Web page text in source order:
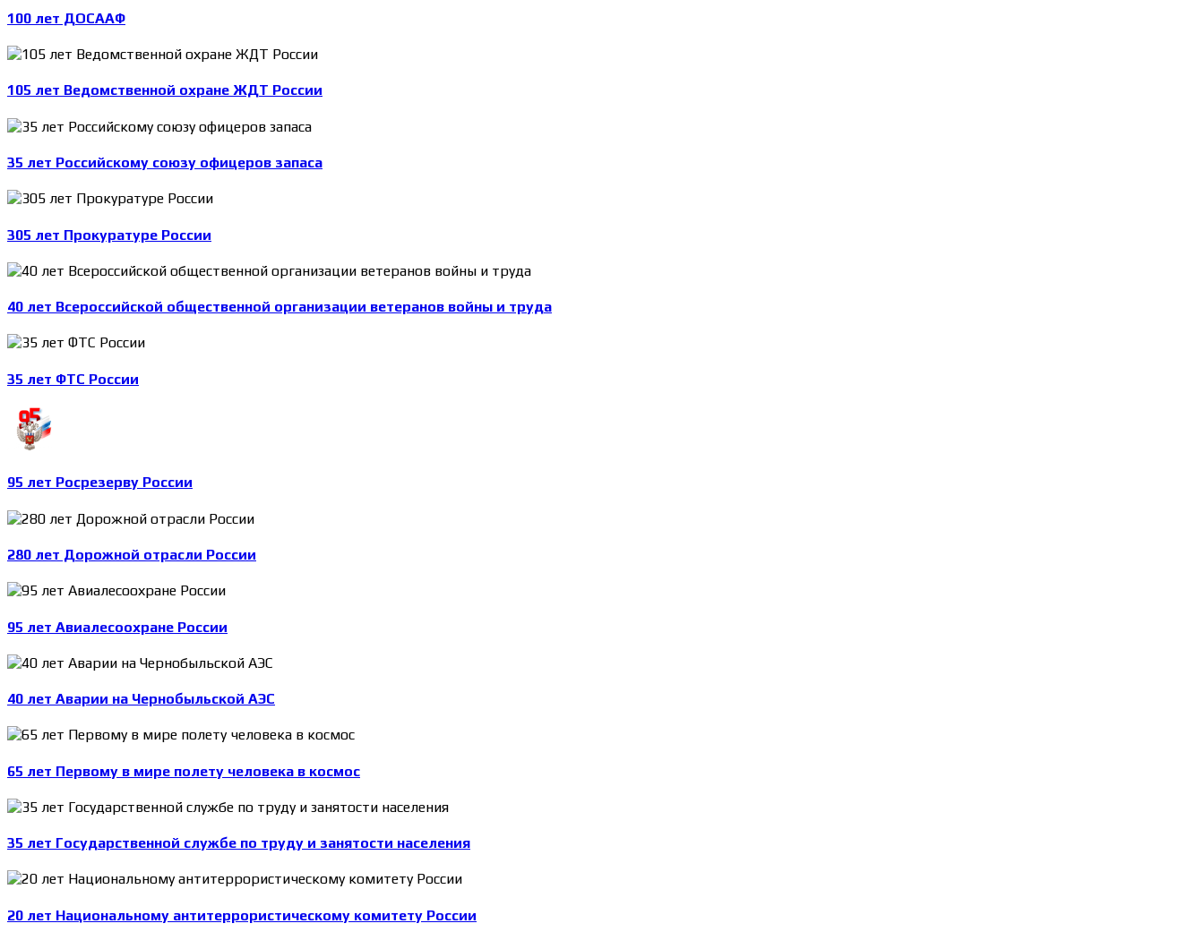
100 лет ДОСААФ
105 лет Ведомственной охране ЖДТ России
35 лет Российскому союзу офицеров запаса
305 лет Прокуратуре России
40 лет Всероссийской общественной организации ветеранов войны и труда
35 лет ФТС России
95 лет Росрезерву России
280 лет Дорожной отрасли России
95 лет Авиалесоохране России
40 лет Аварии на Чернобыльской АЭС
65 лет Первому в мире полету человека в космос
35 лет Государственной службе по труду и занятости населения
20 лет Национальному антитеррористическому комитету России